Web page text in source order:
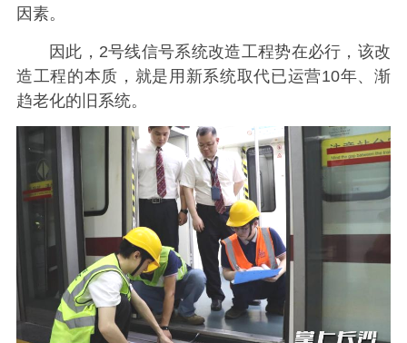
因素。
因此，2号线信号系统改造工程势在必行，该改
造工程的本质，就是用新系统取代已运营10年、渐
趋老化的旧系统。